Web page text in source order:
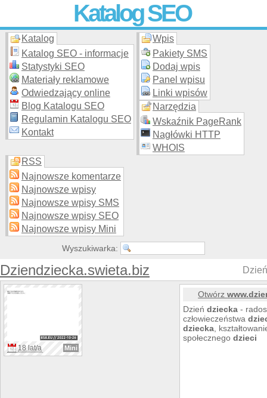
Katalog SEO
Skuteczna i promocja stron WWW –
moderowanego katalogu za darmo!
Katalog
Katalog SEO - informacje
Statystyki SEO
Materiały reklamowe
Odwiedzający online
Blog Katalogu SEO
Regulamin Katalogu SEO
Kontakt
Wpis
Pakiety SMS
Dodaj wpis
Panel wpisu
Linki wpisów
Narzędzia
Wskaźnik PageRank
Nagłówki HTTP
WHOIS
RSS
Najnowsze komentarze
Najnowsze wpisy
Najnowsze wpisy SMS
Najnowsze wpisy SEO
Najnowsze wpisy Mini
Wyszukiwarka:
Dziendziecka.swieta.biz
18 lat/a Mini
Otwórz
Dzieńdziecka -
człowieczeństwa
dziecka ,
społecznegodzieci